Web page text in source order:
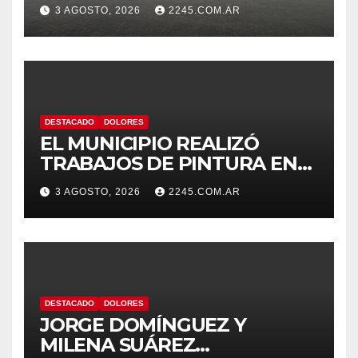
DE TRÁNSITO EN DOLORES
3 AGOSTO, 2026 2245.COM.AR
DESTACADO DOLORES
EL MUNICIPIO REALIZÓ
TRABAJOS DE PINTURA EN
LA ESCUELA N.º 10
3 AGOSTO, 2026 2245.COM.AR
DESTACADO DOLORES
JORGE DOMÍNGUEZ Y
MILENA SUÁREZ